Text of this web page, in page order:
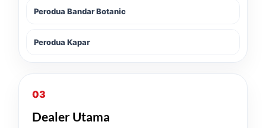
Perodua Bandar Botanic
Perodua Kapar
03
Dealer Utama